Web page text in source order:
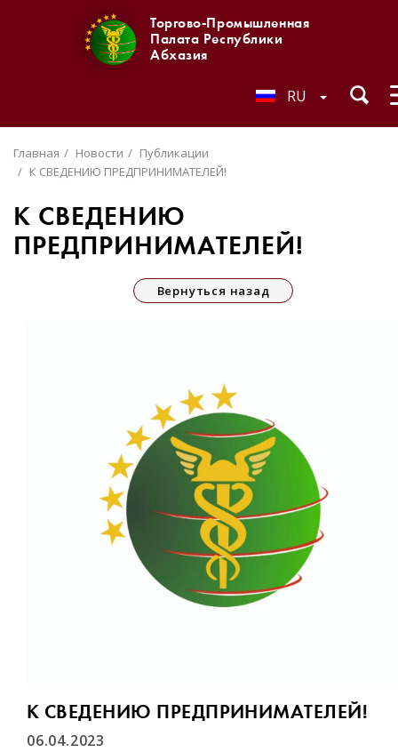
Торгово-Промышленная
Палата Республики
Абхазия
RU
Главная Новости
Публикации
К СВЕДЕНИЮ ПРЕДПРИНИМАТЕЛЕЙ!
К СВЕДЕНИЮ
ПРЕДПРИНИМАТЕЛЕЙ!
Вернуться назад
К СВЕДЕНИЮ ПРЕДПРИНИМАТЕЛЕЙ!
06.04.2023